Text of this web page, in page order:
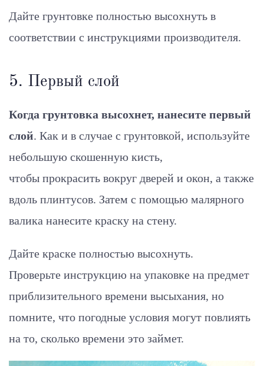
Дайте грунтовке полностью высохнуть в
соответствии с инструкциями производителя.
5. Первый слой
Когда грунтовка высохнет, нанесите первый
слой. Как и в случае с грунтовкой, используйте
небольшую скошенную кисть,
чтобы прокрасить вокруг дверей и окон, а также
вдоль плинтусов. Затем с помощью малярного
валика нанесите краску на стену.
Дайте краске полностью высохнуть.
Проверьте инструкцию на упаковке на предмет
приблизительного времени высыхания, но
помните, что погодные условия могут повлиять
на то, сколько времени это займет.